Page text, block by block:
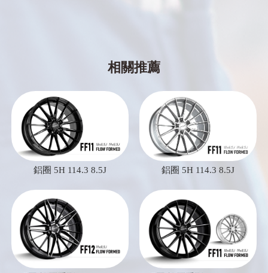
鋁圈 5H 114.3 8.5J 鋁圈 5H 114.3 8.5J